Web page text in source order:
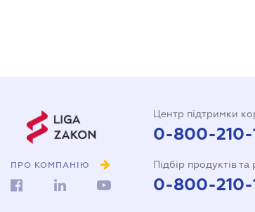
ПРО КОМПАНІЮ
Центр підтримки
0-800-210-
Підбір продуктів та
0-800-210-